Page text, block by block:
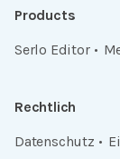
Products
Serlo Editor
Rechtlich
Datenschutz